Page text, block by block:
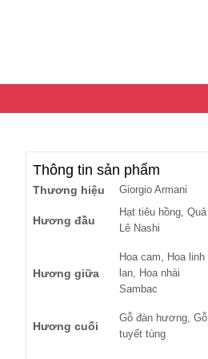
Thông tin sản phẩm
Thương hiệu Giorgio Armani
Hương đầu
Hạt tiêu hồng, Quả
Lê Nashi
Hương giữa
Hoa cam, Hoa linh
lan, Hoa nhài
Sambac
Hương cuối
Gỗ đàn hương, Gỗ
tuyết tùng